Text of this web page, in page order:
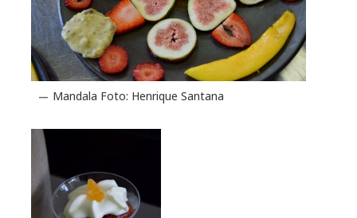
Mandala Foto: Henrique Santana